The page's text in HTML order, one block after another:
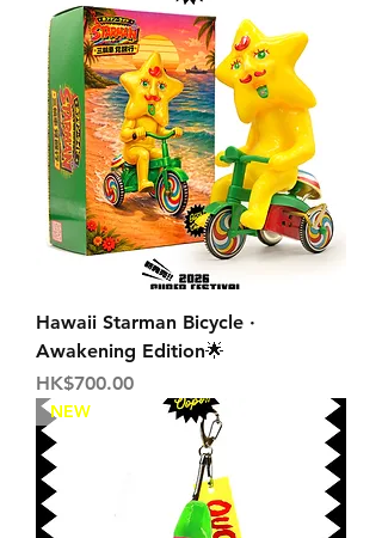
Hawaii Starman Bicycle ·
Awakening Edition🌟
価格
HK$700.00
NEW